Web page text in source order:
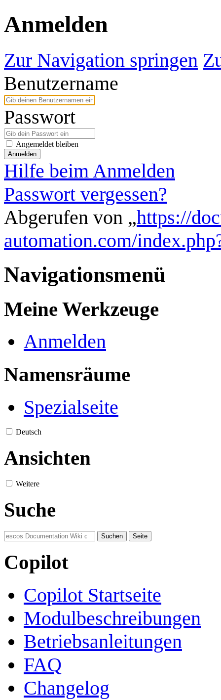
Anmelden
Zur Navigation springen
Benutzername
Passwort
Angemeldet bleiben
Anmelden
Hilfe beim Anmelden
Passwort vergessen?
Abgerufen von „https://
automation.com/
Navigationsmenü
Meine Werkzeuge
Anmelden
Namensräume
Spezialseite
Deutsch
Ansichten
Weitere
Suche
Copilot
Copilot Startseite
Modulbeschreibungen
Betriebsanleitungen
FAQ
Changelog